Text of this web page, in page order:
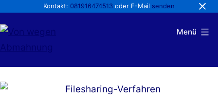
Kontakt: 081916474513 oder E-Mail senden
Inhalt
springen
Menü